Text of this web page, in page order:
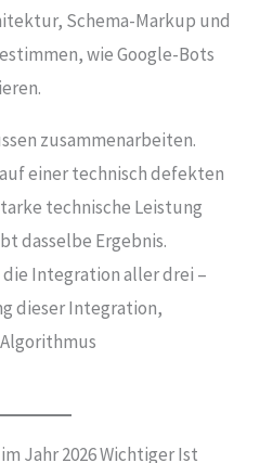
Schema-Markup und
wie Google-Bots
zusammenarbeiten.
einer technisch defekten
technische Leistung
dasselbe Ergebnis.
Integration aller drei –
dieser Integration,
Jahr 2026 Wichtiger Ist